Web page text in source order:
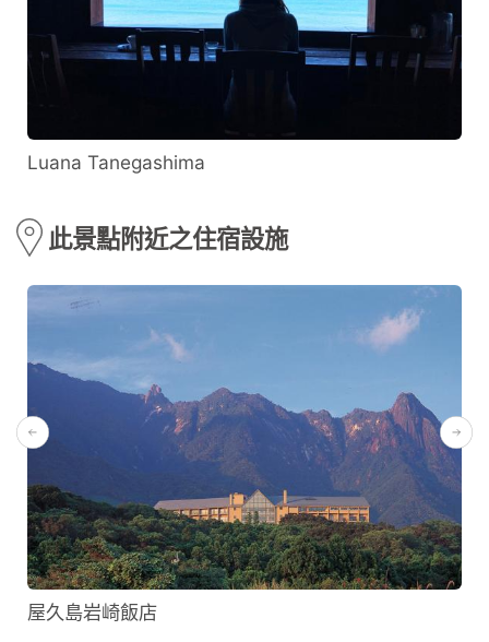
Luana Tanegashima
此景點附近之住宿設施
屋久島岩崎飯店